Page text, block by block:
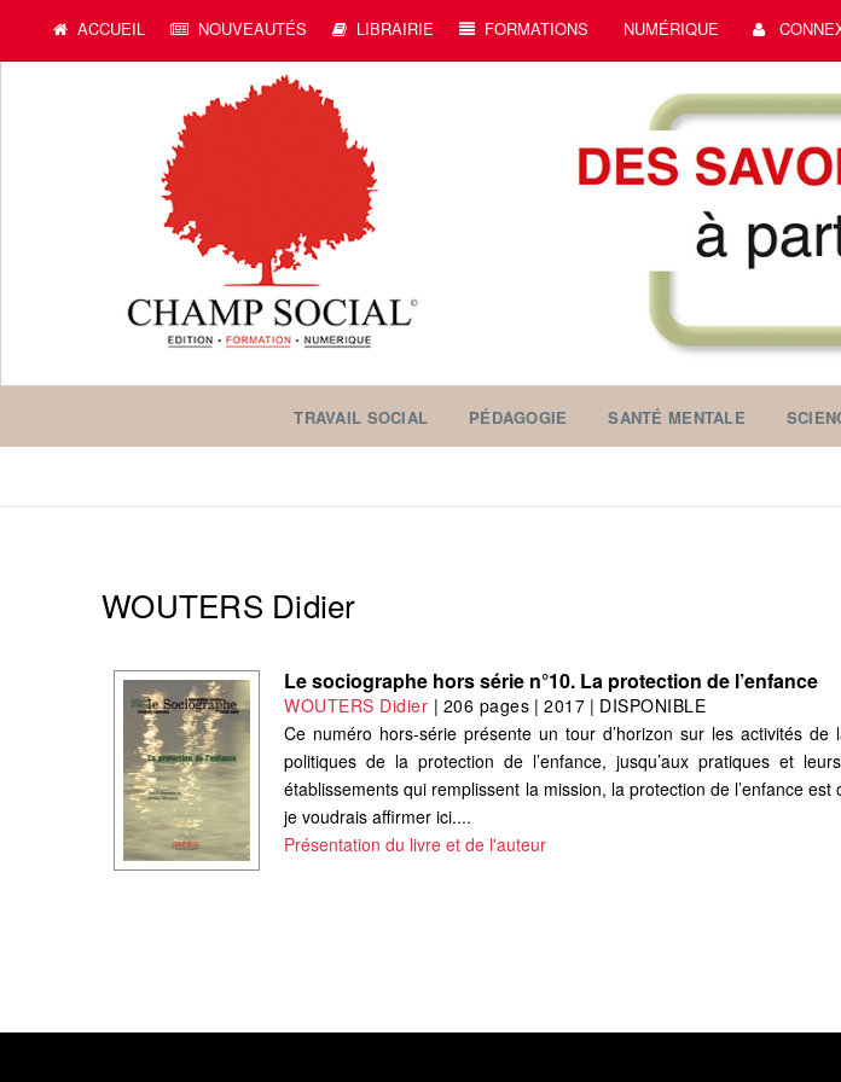
ACCUEIL NOUVEAUTÉS LIBRAIRIE FORMATIONS NUMÉRIQUE
TRAVAIL SOCIAL PÉDAGOGIE SANTÉ MENTALE
WOUTERS Didier
Le sociographe hors série n°10. La protection de l’enfance
WOUTERS Didier | 206 pages |2017 | DISPONIBLE
Ce numéro hors-série présente un tour d’horizon sur les activités de
politiques de la protection de l’enfance, jusqu’aux pratiques et
établissements qui remplissent la mission, la protection de l’enfance
je voudrais affirmer ici....
Présentation du livre et de l'auteur